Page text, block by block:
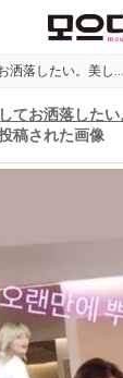
洒落したい。美し…
てお洒落した
稿された画像